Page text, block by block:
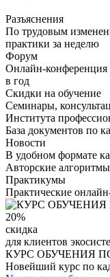
Разъяснения
По трудовым
практики за неделю
Форум
Онлайн-конференция
в год
Скидки на обучение
Семинары,
Института
База документов по
Новости
В удобном формате
Авторские
Практикумы
Практические
20%
скидка
для клиентов
КУРС ОБУЧЕНИЯ
Новейший курс по